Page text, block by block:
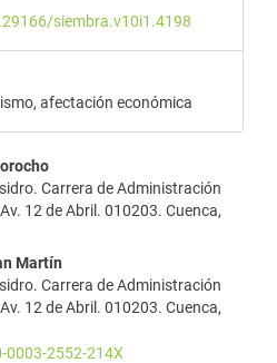
siembra.v10i1.4198
afectación económica
Carrera de Administración
12 de Abril. 010203. Cuenca,
Martín
Carrera de Administración
12 de Abril. 010203. Cuenca,
2552-214X